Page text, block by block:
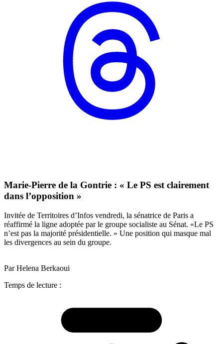
Marie-Pierre de la Gontrie : « Le PS est clairement
dans l’opposition »
Invitée de Territoires d’Infos vendredi, la sénatrice de Paris a
réaffirmé la ligne adoptée par le groupe socialiste au Sénat. «Le PS
n’est pas la majorité présidentielle. » Une position qui masque mal
les divergences au sein du groupe.
Par Helena Berkaoui
Temps de lecture :